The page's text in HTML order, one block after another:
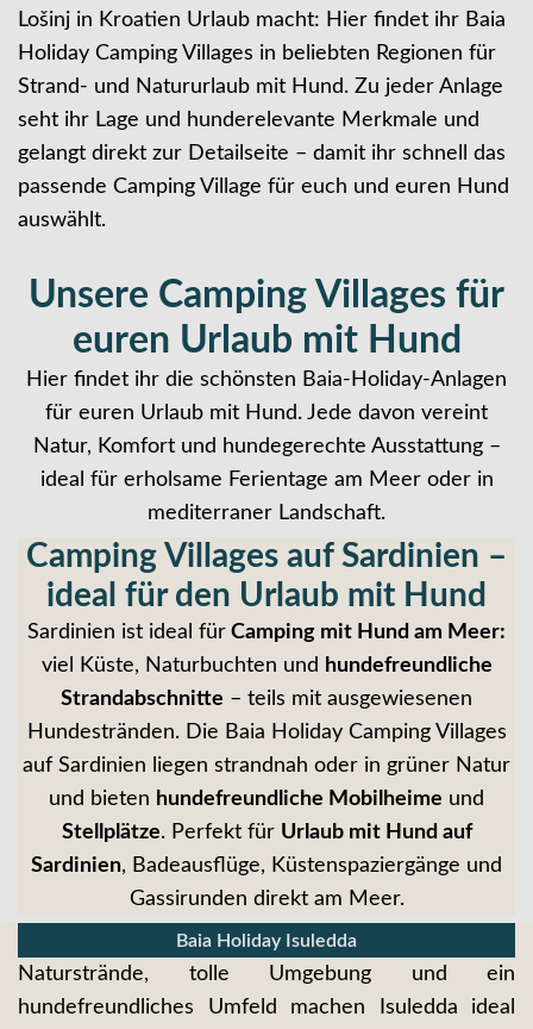
Lošinj in Kroatien Urlaub macht: Hier findet ihr Baia
Holiday Camping Villages in beliebten Regionen für
Strand- und Natururlaub mit Hund. Zu jeder Anlage
seht ihr Lage und hunderelevante Merkmale und
gelangt direkt zur Detailseite – damit ihr schnell das
passende Camping Village für euch und euren Hund
auswählt.
Unsere Camping Villages für
euren Urlaub mit Hund
Hier findet ihr die schönsten Baia-Holiday-Anlagen
für euren Urlaub mit Hund. Jede davon vereint
Natur, Komfort und hundegerechte Ausstattung –
ideal für erholsame Ferientage am Meer oder in
mediterraner Landschaft.
Camping Villages auf Sardinien –
ideal für den Urlaub mit Hund
Sardinien ist ideal für Camping mit Hund am Meer:
viel Küste, Naturbuchten und hundefreundliche
Strandabschnitte – teils mit ausgewiesenen
Hundestränden. Die Baia Holiday Camping Villages
auf Sardinien liegen strandnah oder in grüner Natur
und bieten hundefreundliche Mobilheime und
Stellplätze. Perfekt für Urlaub mit Hund auf
Sardinien, Badeausflüge, Küstenspaziergänge und
Gassirunden direkt am Meer.
Baia Holiday Isuledda
Naturstrände, tolle Umgebung und ein
hundefreundliches Umfeld machen Isuledda ideal